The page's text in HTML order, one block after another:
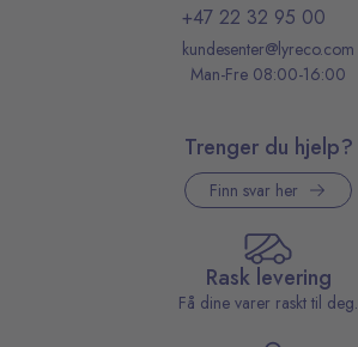
+47 22 32 95 00
kundesenter@lyreco.com
Man-Fre 08:00-16:00
Trenger du hjelp?
Finn svar her
Rask levering
Få dine varer raskt til deg.